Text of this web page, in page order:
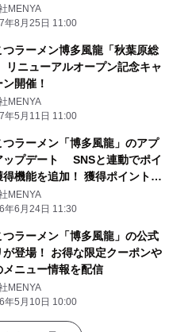
MENYA
年8月25日 11:00
つラーメン博多風龍「秋葉原総
リニューアルオープン記念キャ
開催！
MENYA
年5月11日 11:00
つラーメン「博多風龍」のアプ
ップデート SNSと連動でポイ
得機能を追加！ 獲得ポイント2
ペーン実施中
MENYA
年6月24日 11:30
つラーメン「博多風龍」の公式
が登場！ お得な限定クーポンや
メニュー情報を配信
MENYA
年5月10日 10:00